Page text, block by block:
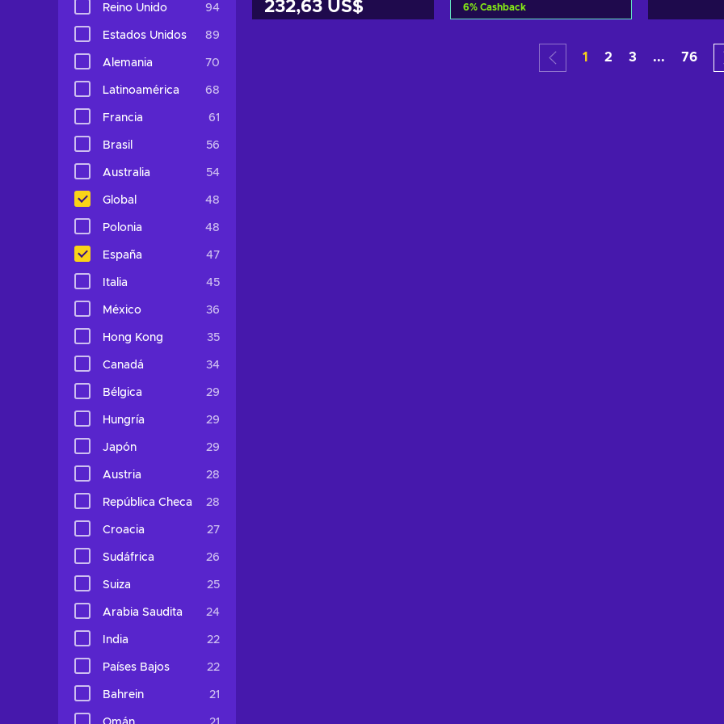
Reino Unido 94
Estados Unidos 89
Alemania 70
Latinoamérica 68
Francia 61
Brasil 56
Australia 54
Global 48
Polonia 48
España 47
Italia 45
México 36
Hong Kong 35
Canadá 34
Bélgica 29
Hungría 29
Japón 29
Austria 28
República Checa 28
Croacia 27
Sudáfrica 26
Suiza 25
Arabia Saudita 24
India 22
Países Bajos 22
Bahrein 21
232,63 US$ 6% Cashback
Añadir al carrito
Ver ofertas
1 2 3 ... 76